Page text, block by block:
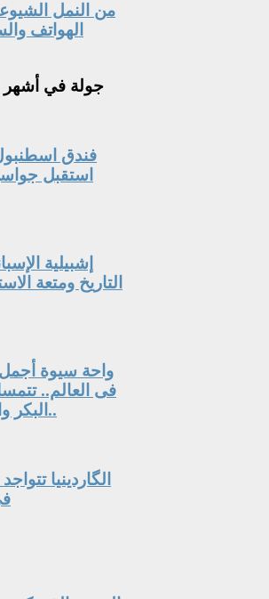
الهواتف
جولة في أشهر
فندق
استقبل
إشبيلية
التاريخ ومتعة
واحة سيوة
فى العالم..
البكر والأجواء الأسطورية..
الگاردينيا